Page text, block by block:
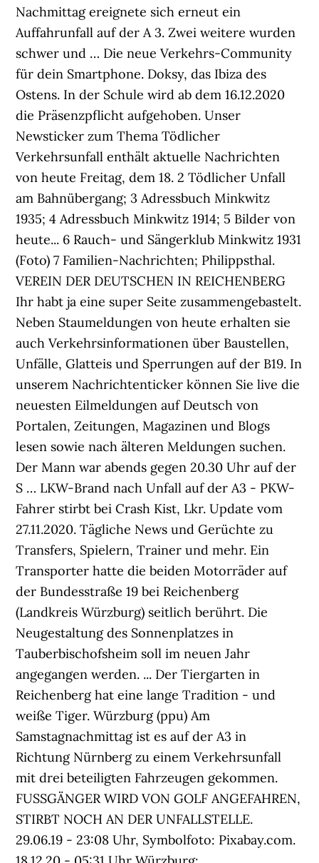
Nachmittag ereignete sich erneut ein
Auffahrunfall auf der A 3. Zwei weitere wurden
schwer und … Die neue Verkehrs-Community
für dein Smartphone. Doksy, das Ibiza des
Ostens. In der Schule wird ab dem 16.12.2020
die Präsenzpflicht aufgehoben. Unser
Newsticker zum Thema Tödlicher
Verkehrsunfall enthält aktuelle Nachrichten
von heute Freitag, dem 18. 2 Tödlicher Unfall
am Bahnübergang; 3 Adressbuch Minkwitz
1935; 4 Adressbuch Minkwitz 1914; 5 Bilder von
heute... 6 Rauch- und Sängerklub Minkwitz 1931
(Foto) 7 Familien-Nachrichten; Philippsthal.
VEREIN DER DEUTSCHEN IN REICHENBERG
Ihr habt ja eine super Seite zusammengebastelt.
Neben Staumeldungen von heute erhalten sie
auch Verkehrsinformationen über Baustellen,
Unfälle, Glatteis und Sperrungen auf der B19. In
unserem Nachrichtenticker können Sie live die
neuesten Eilmeldungen auf Deutsch von
Portalen, Zeitungen, Magazinen und Blogs
lesen sowie nach älteren Meldungen suchen.
Der Mann war abends gegen 20.30 Uhr auf der
S … LKW-Brand nach Unfall auf der A3 - PKW-
Fahrer stirbt bei Crash Kist, Lkr. Update vom
27.11.2020. Tägliche News und Gerüchte zu
Transfers, Spielern, Trainer und mehr. Ein
Transporter hatte die beiden Motorräder auf
der Bundesstraße 19 bei Reichenberg
(Landkreis Würzburg) seitlich berührt. Die
Neugestaltung des Sonnenplatzes in
Tauberbischofsheim soll im neuen Jahr
angegangen werden. ... Der Tiergarten in
Reichenberg hat eine lange Tradition - und
weiße Tiger. Würzburg (ppu) Am
Samstagnachmittag ist es auf der A3 in
Richtung Nürnberg zu einem Verkehrsunfall
mit drei beteiligten Fahrzeugen gekommen.
FUSSGÄNGER WIRD VON GOLF ANGEFAHREN,
STIRBT NOCH AN DER UNFALLSTELLE.
29.06.19 - 23:08 Uhr, Symbolfoto: Pixabay.com.